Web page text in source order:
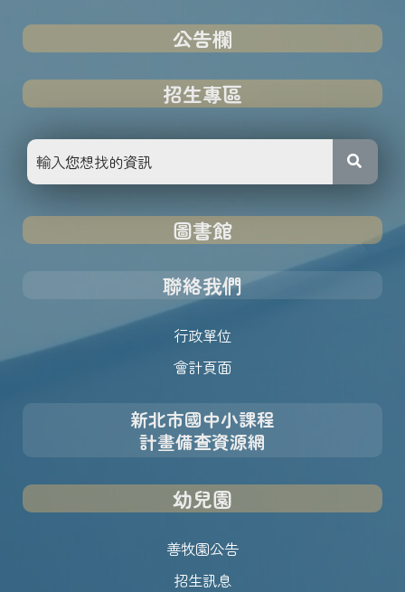
公告欄
招生專區
圖書館
聯絡我們
行政單位
會計頁面
新北市國中小課程
計畫備查資源網
幼兒園
善牧園公告
招生訊息